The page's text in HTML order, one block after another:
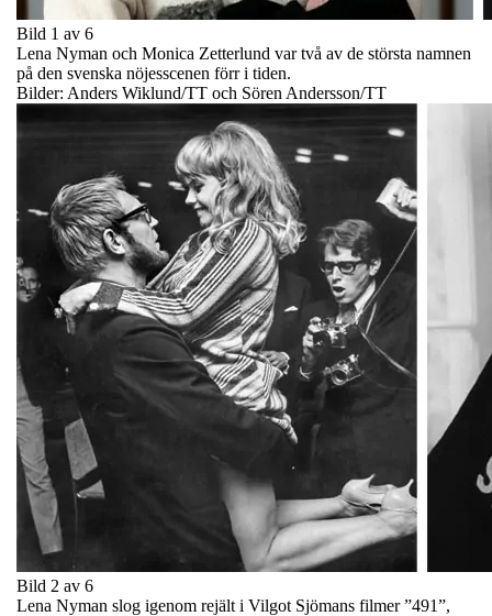
Bild 1 av 6
Lena Nyman och Monica Zetterlund var två av de största namnen
på den svenska nöjesscenen förr i tiden.
Bilder: Anders Wiklund/TT och Sören Andersson/TT
Bild 2 av 6
Lena Nyman slog igenom rejält i Vilgot Sjömans filmer ”491”,